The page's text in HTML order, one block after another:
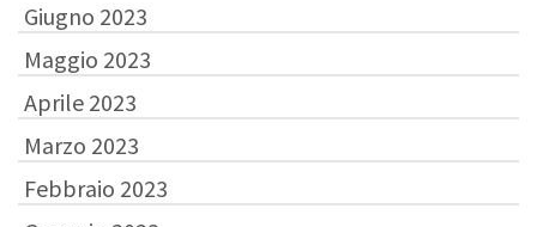
Giugno 2023
Maggio 2023
Aprile 2023
Marzo 2023
Febbraio 2023